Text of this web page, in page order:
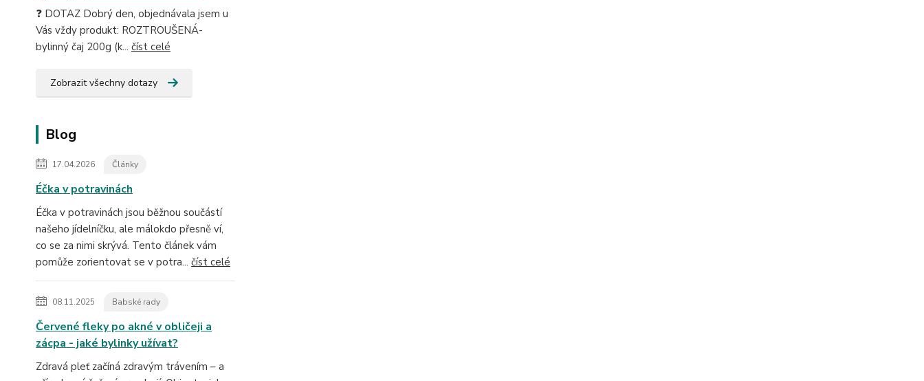
❓ DOTAZ Dobrý den, objednávala jsem u
Vás vždy produkt: ROZTROUŠENÁ-
bylinný čaj 200g (k... číst celé
Zobrazit všechny dotazy
Blog
17.04.2026 Články
Éčka v potravinách
Éčka v potravinách jsou běžnou součástí
našeho jídelníčku, ale málokdo přesně ví,
co se za nimi skrývá. Tento článek vám
pomůže zorientovat se v potra... číst celé
08.11.2025 Babské rady
Červené fleky po akné v obličeji a
zácpa - jaké bylinky užívat?
Zdravá pleť začíná zdravým trávením – a